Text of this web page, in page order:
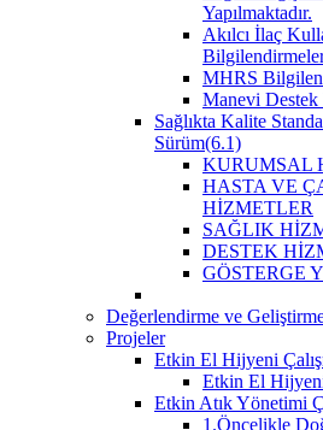
Yapılmaktadır.
Akılcı İlaç
Bilgilendirmeler
MHRS
Manevi
Sağlıkta Kalite
Sürüm(6.1)
KURUMSAL
HASTA VE
HİZMETLER
SAĞLIK
DESTEK
GÖSTERGE
Değerlendirme ve
Projeler
Etkin El Hijyeni
Etkin El Hijyeni
Etkin Atık Yönetimi
1.Öncelikle